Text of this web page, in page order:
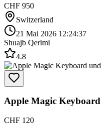
CHF 950
Switzerland
21 Mai 2026 12:24:37
Shuajb Qerimi
4.8
Apple Magic
CHF 120